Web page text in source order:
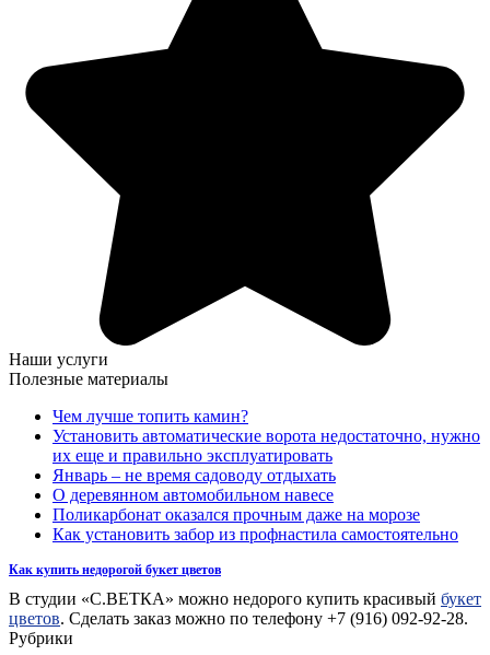
Наши услуги
Полезные материалы
Чем лучше топить камин?
Установить автоматические ворота недостаточно, нужно
их еще и правильно эксплуатировать
Январь – не время садоводу отдыхать
О деревянном автомобильном навесе
Поликарбонат оказался прочным даже на морозе
Как установить забор из профнастила самостоятельно
Как купить недорогой букет цветов
В студии «С.ВЕТКА» можно недорого купить красивый букет
цветов. Сделать заказ можно по телефону +7 (916) 092-92-28.
Рубрики